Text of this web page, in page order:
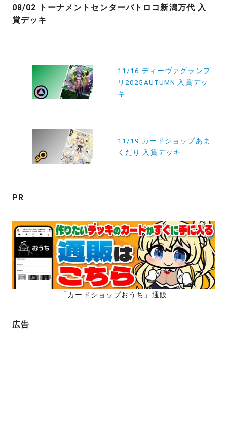
08/02 トーナメントセンターバトロコ新潟万代 入
賞デッキ
ン
11/16 ディーヴァグランプ
リ2025AUTUMN 入賞デッ
キ
11/19 カードショップあま
くだり 入賞デッキ
PR
「カードショップおうち」通販
広告